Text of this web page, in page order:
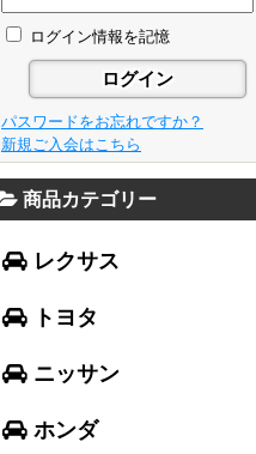
ログイン情報を記憶
パスワードをお忘れですか？
新規ご入会はこちら
商品カテゴリー
レクサス
GS F
NX
RX
LX570
RC
LC
トヨタ
カローラ フィールダー
プリウスα
FJクルーザー
CH-R
ハリアー
86
ニッサン
セレナ
エルグランド
エクストレイル
ティアナ
スカイライン
GT-R
ホンダ
フリード
N-ONE
N-BOX
N-BOX SLASH
N-BOX+
N-WGN
グレイス
ヴェゼル
フレアワゴン
フレアクロスオーバー
キャロル
デミオ
アクセラ スポーツ
アテンザ ワゴン
CX-3
レガシィ B4
レガシィ アウトバック
WRX S4
インプレッサ スポーツ
インプレッサ G4
ミラ イース
ミラ
ミラ ココア
ムーヴ キャンバス
スペーシア
ハスラー